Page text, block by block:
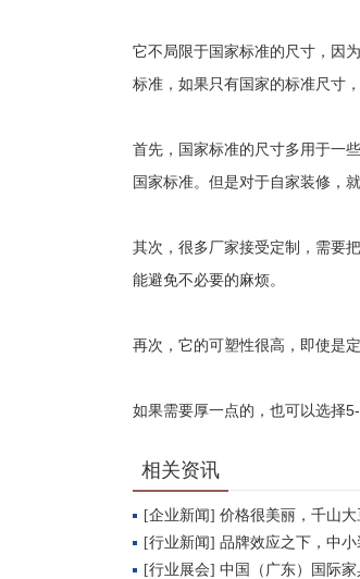
它不局限于国家标准的尺寸，因
标准，如果只有国家的标准尺寸
首先，国家标准的尺寸多用于一
国家标准。但是对于自家装修，
其次，很多厂家接受定制，需要
能避免不必要的麻烦。
再次，它的可塑性很高，即使是
如果需要厚一点的，也可以选择
相关资讯
[企业新闻] 价格很美丽，千山大
[行业新闻] 品牌效应之下，中
[行业展会] 中国（广东）国际家